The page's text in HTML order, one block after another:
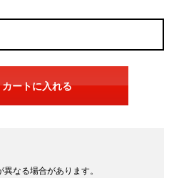
なる場合があります。